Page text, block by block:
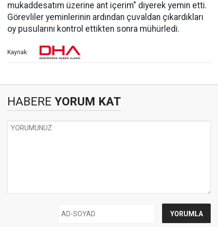
mukaddesatım üzerine ant içerim" diyerek yemin etti.
Görevliler yeminlerinin ardından çuvaldan çıkardıkları
oy pusularını kontrol ettikten sonra mühürledi.
Kaynak:
HABERE YORUM KAT